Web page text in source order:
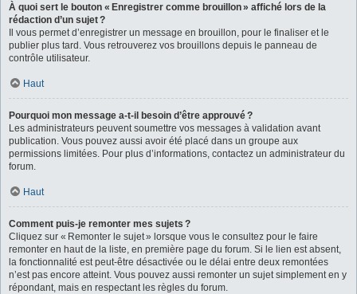
À quoi sert le bouton « Enregistrer comme brouillon » affiché lors de la
rédaction d’un sujet ?
Il vous permet d’enregistrer un message en brouillon, pour le finaliser et le
publier plus tard. Vous retrouverez vos brouillons depuis le panneau de
contrôle utilisateur.
Haut
Pourquoi mon message a-t-il besoin d’être approuvé ?
Les administrateurs peuvent soumettre vos messages à validation avant
publication. Vous pouvez aussi avoir été placé dans un groupe aux
permissions limitées. Pour plus d’informations, contactez un administrateur du
forum.
Haut
Comment puis-je remonter mes sujets ?
Cliquez sur « Remonter le sujet » lorsque vous le consultez pour le faire
remonter en haut de la liste, en première page du forum. Si le lien est absent,
la fonctionnalité est peut-être désactivée ou le délai entre deux remontées
n’est pas encore atteint. Vous pouvez aussi remonter un sujet simplement en y
répondant, mais en respectant les règles du forum.